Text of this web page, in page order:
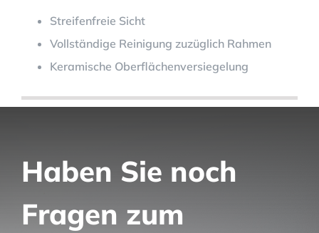
Streifenfreie Sicht
Vollständige Reinigung zuzüglich Rahmen
Keramische Oberflächenversiegelung
Haben Sie noch
Fragen zum